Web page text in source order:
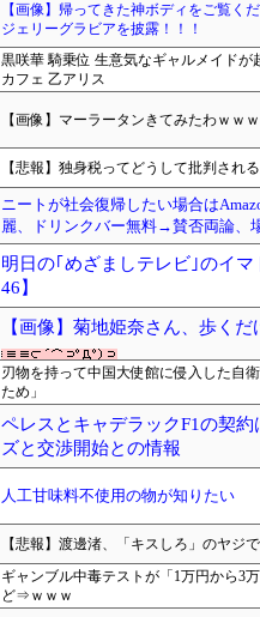
【画像】帰ってきた神ボディをご覧く
ジェリーグラビアを披露！！！
黒咲華 騎乗位 生意気なギャルメイド
カフェ 乙アリス
【画像】マーラータンきてみたわｗｗｗ
【悲報】独身税ってどうして批判され
ニートが社会復帰したい場合は
麗、ドリンクバー無料→賛否両論、
明日の｢めざましテレビ｣のイ
46】
【画像】菊地姫奈さん、歩く
刃物を持って中国大使館に侵入した自
ため」
ペレスとキャデラックF1の契
ズと交渉開始との情報
人工甘味料不使用の物が知りたい
【悲報】渡邊渚、「キスしろ」のヤジ
ギャンブル中毒テストが「1万円から3
ど⇒ｗｗｗ